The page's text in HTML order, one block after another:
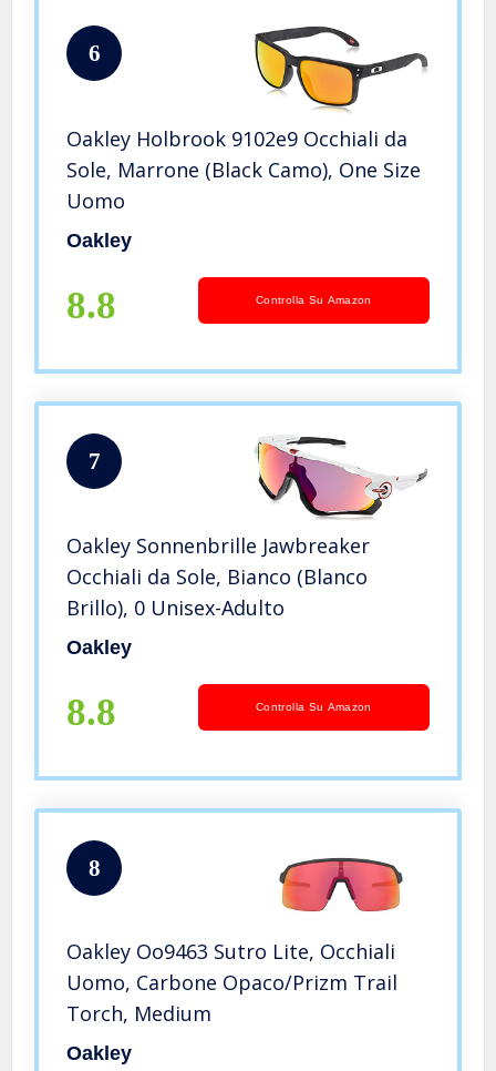
6
Oakley Holbrook 9102e9 Occhiali da
Sole, Marrone (Black Camo), One Size
Uomo
Oakley
8.8 Controlla Su Amazon
7
Oakley Sonnenbrille Jawbreaker
Occhiali da Sole, Bianco (Blanco
Brillo), 0 Unisex-Adulto
Oakley
8.8 Controlla Su Amazon
8
Oakley Oo9463 Sutro Lite, Occhiali
Uomo, Carbone Opaco/Prizm Trail
Torch, Medium
Oakley